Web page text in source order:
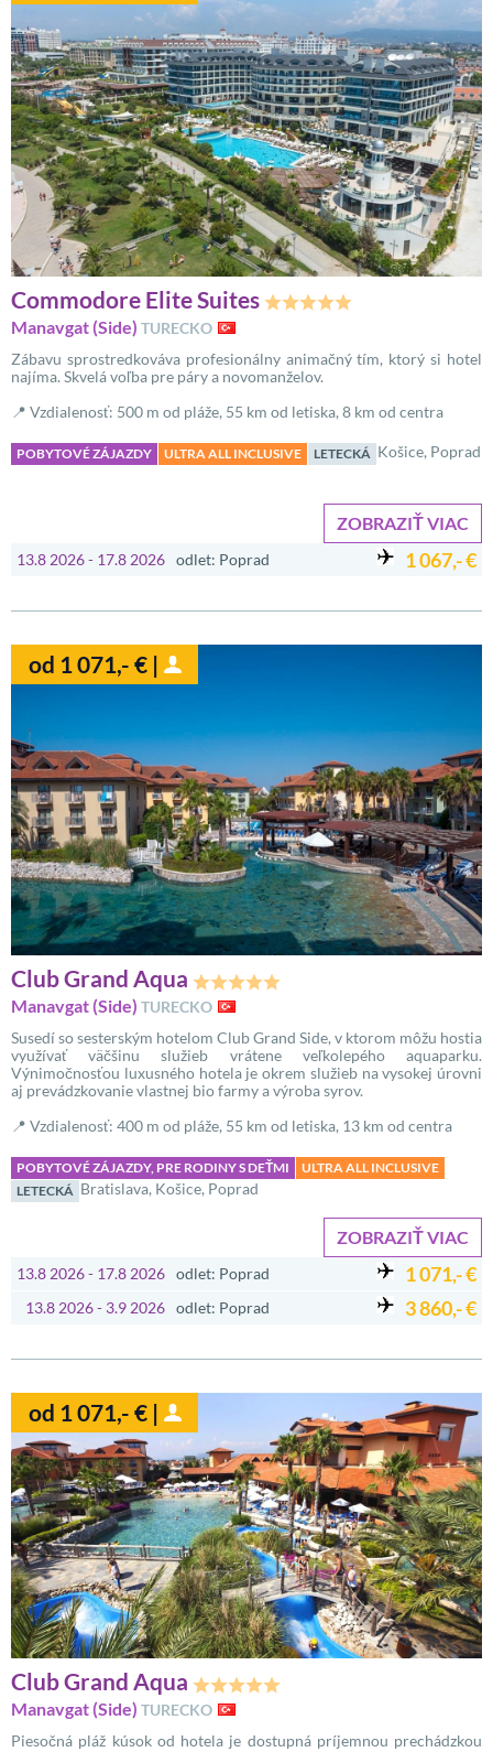
Commodore Elite Suites
Manavgat (Side) TURECKO
Zábavu sprostredkováva profesionálny animačný tím, ktorý si hotel
najíma. Skvelá voľba pre páry a novomanželov.
📍 Vzdialenosť: 500 m od pláže, 55 km od letiska, 8 km od centra
POBYTOVÉ ZÁJAZDY ULTRA ALL INCLUSIVE LETECKÁ Košice, Poprad
ZOBRAZIŤ VIAC
13.8 2026 - 17.8 2026 odlet: Poprad 1 067,- €
od 1 071,- € |
Club Grand Aqua
Manavgat (Side) TURECKO
Susedí so sesterským hotelom Club Grand Side, v ktorom môžu hostia
využívať väčšinu služieb vrátene veľkolepého aquaparku.
Výnimočnosťou luxusného hotela je okrem služieb na vysokej úrovni
aj prevádzkovanie vlastnej bio farmy a výroba syrov.
📍 Vzdialenosť: 400 m od pláže, 55 km od letiska, 13 km od centra
POBYTOVÉ ZÁJAZDY, PRE RODINY S DEŤMI
ULTRA ALL INCLUSIVE
LETECKÁ Bratislava, Košice, Poprad
ZOBRAZIŤ VIAC
13.8 2026 - 17.8 2026 odlet: Poprad 1 071,- €
13.8 2026 - 3.9 2026 odlet: Poprad 3 860,- €
od 1 071,- € |
Club Grand Aqua
Manavgat (Side) TURECKO
Piesočná pláž kúsok od hotela je dostupná príjemnou prechádzkou